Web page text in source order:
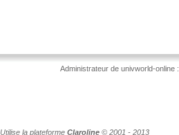
Administrateur de univworld-online :
Utilise la plateforme Claroline© 2001 - 2013